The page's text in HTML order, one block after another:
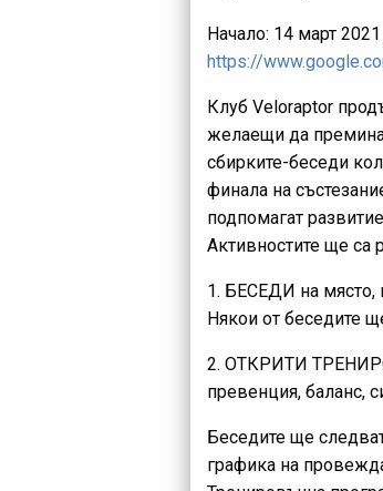
Начало: 14 март
https://
Клуб Veloraptor
желаещи да
сбирките-беседи
финала на
подпомагат
Активностите ще са
1. БЕСЕДИ на място,
Някои от беседите
2. ОТКРИТИ
превенция, баланс,
Беседите ще
графика на